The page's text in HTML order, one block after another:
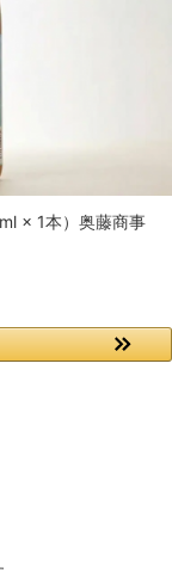
× 1本）奥藤商事